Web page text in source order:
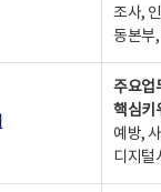
조사,
동본부
주요업
핵심키
예방,
디지털